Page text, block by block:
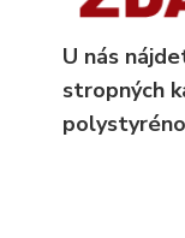
U nás
stropných